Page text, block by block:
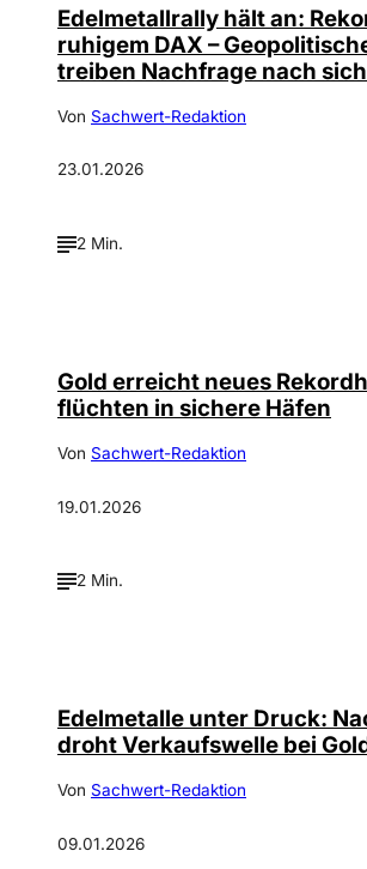
Edelmetallrally hält an:
ruhigem DAX –
treiben Nachfrage nach
Von Sachwert-Redaktion
23.01.2026
2 Min.
Gold erreicht neues
flüchten in sichere Häfen
Von Sachwert-Redaktion
19.01.2026
2 Min.
Edelmetalle unter Druck:
droht Verkaufswelle bei
Von Sachwert-Redaktion
09.01.2026